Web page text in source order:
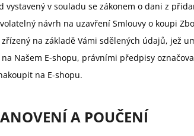
vystavený v souladu se zákonem o dani z
návrh na uzavření Smlouvy o koupi
na základě Vámi sdělených údajů, jež
Našem E-shopu, právními předpisy
na E-shopu.
A POUČENÍ